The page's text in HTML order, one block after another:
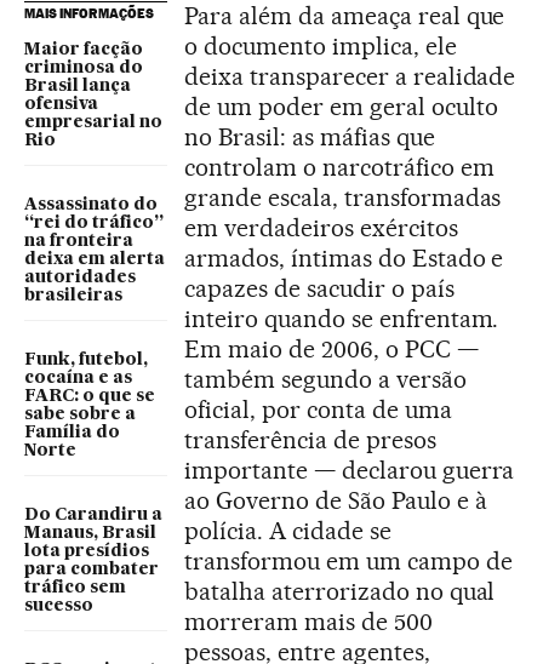
MAIS INFORMAÇÕES
Maior facção
criminosa do
Brasil lança
ofensiva
empresarial no
Rio
Assassinato do
“rei do tráfico”
na fronteira
deixa em alerta
autoridades
brasileiras
Funk, futebol,
cocaína e as
FARC: o que se
sabe sobre a
Família do
Norte
Do Carandiru a
Manaus, Brasil
lota presídios
para combater
tráfico sem
sucesso
Para além da ameaça real que
o documento implica, ele
deixa transparecer a realidade
de um poder em geral oculto
no Brasil: as máfias que
controlam o narcotráfico em
grande escala, transformadas
em verdadeiros exércitos
armados, íntimas do Estado e
capazes de sacudir o país
inteiro quando se enfrentam.
Em maio de 2006, o PCC —
também segundo a versão
oficial, por conta de uma
transferência de presos
importante — declarou guerra
ao Governo de São Paulo e à
polícia. A cidade se
transformou em um campo de
batalha aterrorizado no qual
morreram mais de 500
pessoas, entre agentes,